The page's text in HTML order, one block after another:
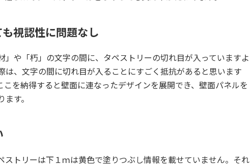
視認性に問題なし
」や「朽」の文字の間に、タペストリーの切れ目が入っていますよ
は、文字の間に切れ目が入ることにすごく抵抗があると思います
を納得すると壁面に連なったデザインを展開でき、壁面パネルを
す。
ストリーは下１ｍは黄色で塗りつぶし情報を載せていません。それ